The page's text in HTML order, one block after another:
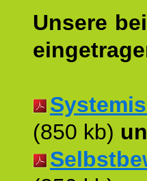
Unsere
(850 kb)